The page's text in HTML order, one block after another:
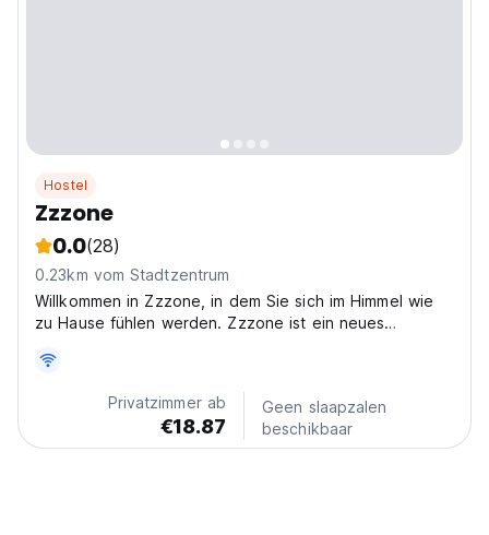
Hostel
Zzzone
0.0(28)
0.23km vom Stadtzentrum
Willkommen in Zzzone, in dem Sie sich im Himmel wie
zu Hause fühlen werden. Zzzone ist ein neues
Hermanus entdeckt werden kann.
Privatzimmer ab
€18.87
Geen slaapzalen
beschikbaar